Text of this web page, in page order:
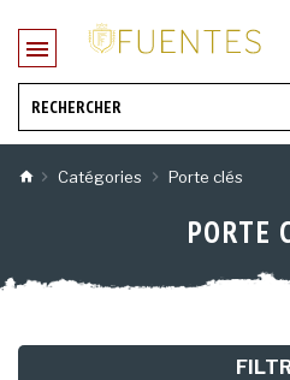
Catégories Porte clés
PORTE